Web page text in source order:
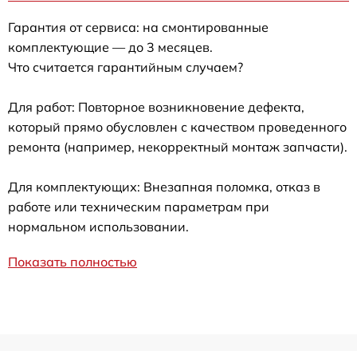
Гарантия от сервиса: на смонтированные
комплектующие — до 3 месяцев.
Что считается гарантийным случаем?
Для работ: Повторное возникновение дефекта,
который прямо обусловлен с качеством проведенного
ремонта (например, некорректный монтаж запчасти).
Для комплектующих: Внезапная поломка, отказ в
работе или техническим параметрам при
нормальном использовании.
Показать полностью